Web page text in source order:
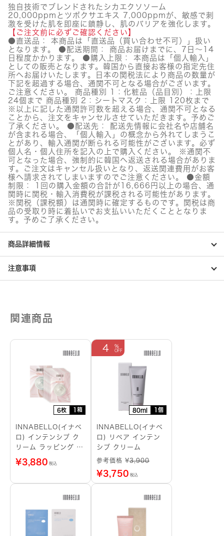
ー
マ
ラ
イ
ン)
D'LEXO
シ
カ
エ
ク
ソ
ソ
リ
ュ
ー
シ
ョ
ン
ア
ン
プ
ル
個
独自技術でブレンドされたシカエクソソーム
20,000ppmとツボクサエキス 7,000ppmが、敏感で刺
激を受けた肌を即座に鎮静し、肌のバリアを強化します。
【ご注文前に必ずご確認ください】
●直送品： 本商品は「直送品（買い合わせ不可）」扱い
となります。 ●配送期間： 商品お届けまでに、7日～14
日程度かかります。 ●購入上限： 本商品は「個人輸入」
としての販売となります。韓国から直接お客様の指定先住
所へお届けいたします。日本の関税法により商品の数量が
下記を超過する場合、通関不可となる場合がございます。
ご注意ください。 商品種別 1：化粧品（品目別）：上限
24個まで 商品種別 2：シートマスク：上限 120枚まで
※以上に記した通関許可数を超える場合、通関不可となる
ことから、注文をキャンセルさせていただきます。予めご
了承ください。 ●配送先： 配送先情報に会社名や店舗名
が含まれる場合、「個人輸入」の概念から外れてしまうこ
とがあり、輸入通関が断られる可能性がございます。必ず
個人名・個人住所を記入の上で購入ください。 ※通関不
可となった場合、強制的に韓国へ返送される場合がありま
す。ご注文はキャンセル扱いとなり、返送関連費用がお客
様へ請求されてしまいますのでご注意ください。 ●金額
制限： 1回の購入金額の合計が16,666円以上の場合、通
関時に関税・輸入消費税が課税される可能性があります。
※関税（課税額）は通関時に確定するものです。関税は商
品の受取り時に着払いでお支払いいただくこととなりま
す。予めご了承ください。
商品詳細情報
注意事項
関連商品
6枚 1箱
INNABELLO(イナベ
ロ) インテンシブ ク
リーム ラッピング シ
ートマスク
¥3,880 税込
80ml 1個
4
INNABELLO(イナベ
ロ) リペア インテン
シブ クリーム
参考価格 ¥3,900
¥3,750 税込